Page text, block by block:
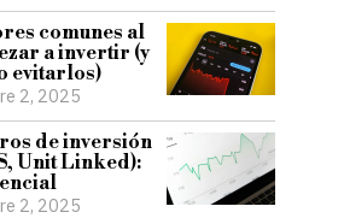
comunes al
a invertir (y
evitarlos)
2, 2025
de inversión
Unit Linked):
2, 2025